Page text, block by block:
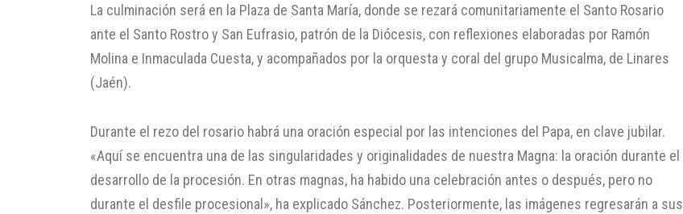
La culminación será en la Plaza de Santa María, donde se rezará comunitariamente el Santo Rosario
ante el Santo Rostro y San Eufrasio, patrón de la Diócesis, con reflexiones elaboradas por Ramón
Molina e Inmaculada Cuesta, y acompañados por la orquesta y coral del grupo Musicalma, de Linares
(Jaén).
Durante el rezo del rosario habrá una oración especial por las intenciones del Papa, en clave jubilar.
«Aquí se encuentra una de las singularidades y originalidades de nuestra Magna: la oración durante el
desarrollo de la procesión. En otras magnas, ha habido una celebración antes o después, pero no
durante el desfile procesional», ha explicado Sánchez. Posteriormente, las imágenes regresarán a sus